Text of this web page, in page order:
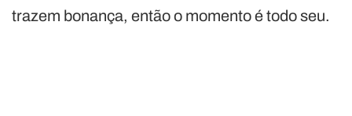
trazem bonança, então o momento é todo seu.